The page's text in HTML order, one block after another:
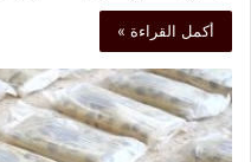
أكمل القراءة »